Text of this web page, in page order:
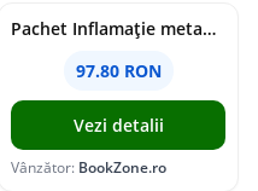
Pachet Inflamație metabolism și creier
97.80 RON
Vezi detalii
Vânzător: BookZone.ro